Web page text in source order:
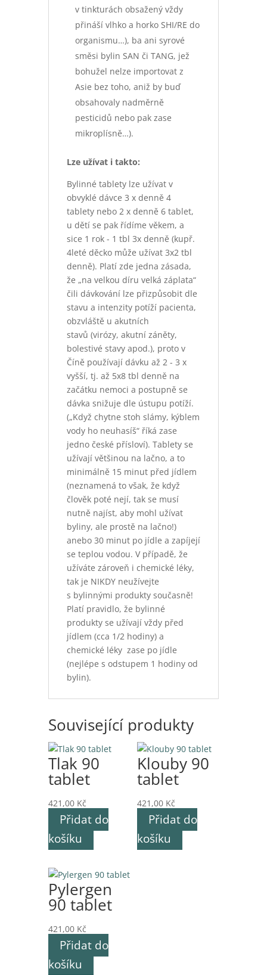
v tinkturách obsažený vždy
přináší vlhko a horko SHI/RE do
organismu…), ba ani syrové
směsi bylin SAN či TANG, jež
bohužel nelze importovat z
Asie bez toho, aniž by buď
obsahovaly nadměrně
pesticidů nebo pak zase
mikroplísně…).
Lze užívat i takto:
Bylinné tablety lze užívat v
obvyklé dávce 3 x denně 4
tablety nebo 2 x denně 6 tablet,
u dětí se pak řídíme věkem, a
sice 1 rok - 1 tbl 3x denně (kupř.
4leté děcko může užívat 3x2 tbl
denně). Platí zde jedna zásada,
že „na velkou díru velká záplata“
čili dávkování lze přizpůsobit dle
stavu a intenzity potíží pacienta,
obzvláště u akutních
stavů (virózy, akutní záněty,
bolestivé stavy apod.), proto v
Číně používají dávku až 2 - 3 x
vyšší, tj. až 5x8 tbl denně na
začátku nemoci a postupně se
dávka snižuje dle ústupu potíží.
(„Když chytne stoh slámy, kýblem
vody ho neuhasíš“ říká zase
jedno české přísloví). Tablety se
užívají většinou na lačno, a to
minimálně 15 minut před jídlem
(neznamená to však, že když
člověk poté nejí, tak se musí
nutně najíst, aby mohl užívat
byliny, ale prostě na lačno!)
anebo 30 minut po jídle a zapíjejí
se teplou vodou. V případě, že
užíváte zároveň i chemické léky,
tak je NIKDY neužívejte
s bylinnými produkty současně!
Platí pravidlo, že bylinné
produkty se užívají vždy před
jídlem (cca 1/2 hodiny) a
chemické léky zase po jídle
(nejlépe s odstupem 1 hodiny od
bylin).
Související produkty
Tlak 90
tablet
421,00 Kč
Přidat do
košíku
Klouby 90
tablet
421,00 Kč
Přidat do
košíku
Pylergen
90 tablet
421,00 Kč
Přidat do
košíku